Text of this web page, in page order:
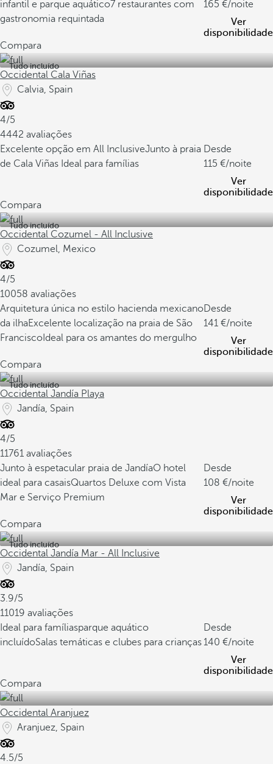
infantil e parque aquático7 restaurantes com
gastronomia requintada
165
/noite
Ver
disponibilidade
Compara
Tudo incluído
Occidental Cala Viñas
Calvia, Spain
4/5
4442 avaliações
Excelente opção em All InclusiveJunto à praia
de Cala Viñas Ideal para famílias
Desde
115
/noite
Ver
disponibilidade
Compara
Tudo incluído
Occidental Cozumel - All Inclusive
Cozumel, Mexico
4/5
10058 avaliações
Arquitetura única no estilo hacienda mexicano
da ilhaExcelente localização na praia de São
Francisco Ideal para os amantes do mergulho
Desde
141
/noite
Ver
disponibilidade
Compara
Tudo incluído
Occidental Jandía Playa
Jandía, Spain
4/5
11761 avaliações
Junto à espetacular praia de JandíaO hotel
ideal para casaisQuartos Deluxe com Vista
Mar e Serviço Premium
Desde
108
/noite
Ver
disponibilidade
Compara
Tudo incluído
Occidental Jandía Mar - All Inclusive
Jandía, Spain
3.9/5
11019 avaliações
Ideal para famíliasparque aquático
incluídoSalas temáticas e clubes para crianças
Desde
140
/noite
Ver
disponibilidade
Compara
Occidental Aranjuez
Aranjuez, Spain
4.5/5